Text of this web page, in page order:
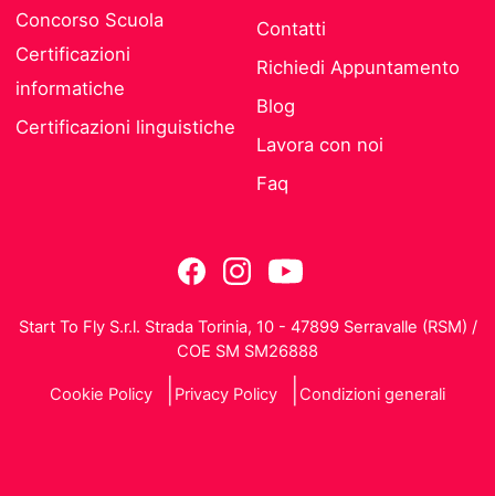
Concorso Scuola
Certificazioni
informatiche
Certificazioni linguistiche
Contatti
Richiedi Appuntamento
Blog
Lavora con noi
Faq
Start To Fly S.r.l. Strada Torinia, 10 - 47899 Serravalle (RSM) /
COE SM SM26888
Cookie Policy Privacy Policy Condizioni generali